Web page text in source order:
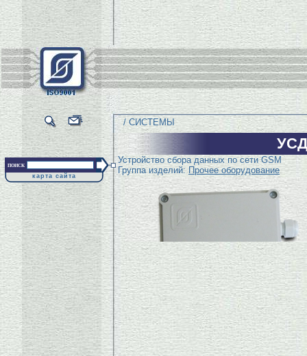
/ СИСТЕМЫ
поиск
карта сайта
Устройство сбора данных по сети GSM
Группа изделий: Прочее оборудование